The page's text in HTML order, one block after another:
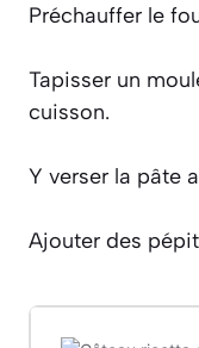
Préchauffer le
Tapisser un
cuisson.
Y verser la pâte
Ajouter des